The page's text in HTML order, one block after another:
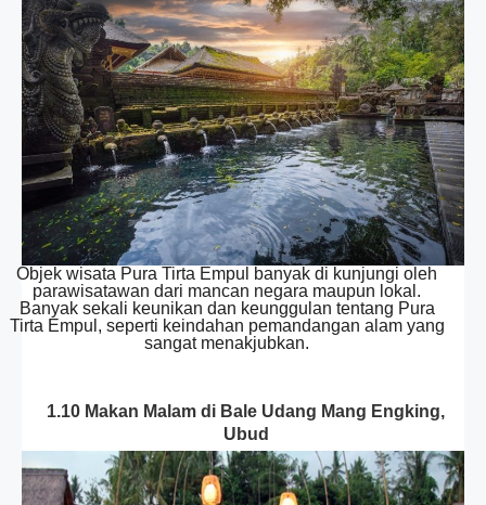
Objek wisata Pura Tirta Empul banyak di kunjungi oleh
parawisatawan dari mancan negara maupun lokal.
Banyak sekali keunikan dan keunggulan tentang Pura
Tirta Empul, seperti keindahan pemandangan alam yang
sangat menakjubkan.
1.10 Makan Malam di Bale Udang Mang Engking,
Ubud